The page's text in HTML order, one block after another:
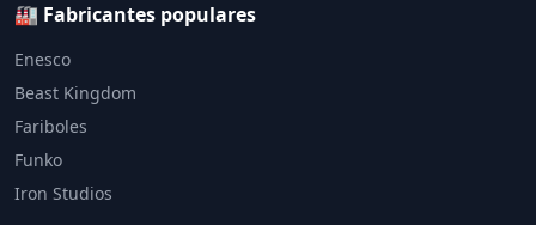
🏭 Fabricantes populares
Enesco
Beast Kingdom
Fariboles
Funko
Iron Studios